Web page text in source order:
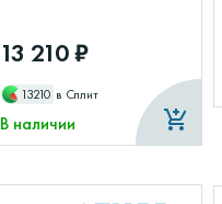
13 210 ₽
13210 в Сплит
В наличии